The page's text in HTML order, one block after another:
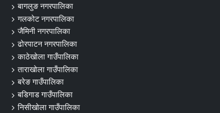
बागलुङ नगरपालिका
गलकोट नगरपालिका
जैमिनी नगरपालिका
ढोरपाटन नगरपालिका
काठेखोला गाउँपालिका
ताराखोला गाउँपालिका
बरेङ गाउँपालिका
बडिगाड गाउँपालिका
निसीखोला गाउँपालिका